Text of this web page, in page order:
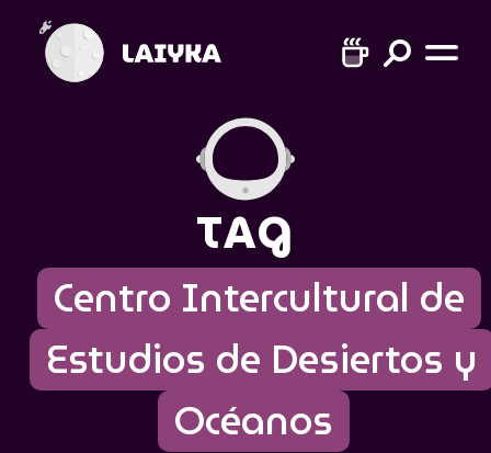
TAG
Centro Intercultural de
Estudios de Desiertos y
Océanos